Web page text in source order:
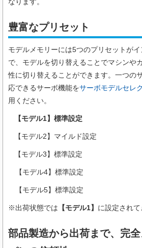
豊富なプリセット
モデルメモリーには5つのプリセットが
で、モデルを切り替えることでマシンや
性に切り替えることができます。一つの
応できるサーボ機能をサーボモデルセレ
用ください。
【モデル1】標準設定
【モデル2】マイルド設定
【モデル3】標準設定
【モデル4】標準設定
【モデル5】標準設定
※出荷状態では 【モデル1】 に設定されて
部品製造から出荷まで、完